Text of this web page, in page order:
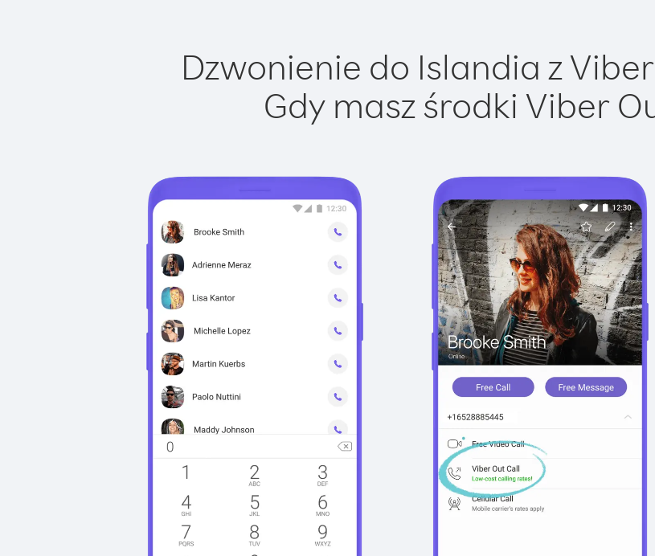
Dzwonienie do Islandia z
Gdy masz środki Viber